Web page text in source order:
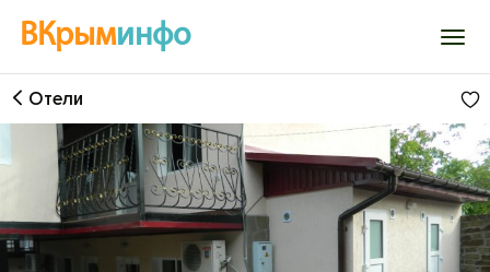
ВКрыминфо
Войти
Избранное
История просмотра
Отели